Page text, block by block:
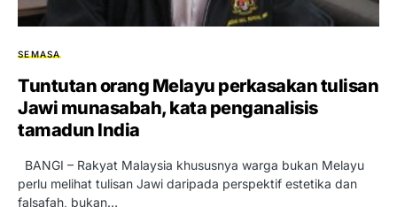
SEMASA
Tuntutan orang Melayu perkasakan tulisan
Jawi munasabah, kata penganalisis
tamadun India
BANGI – Rakyat Malaysia khususnya warga bukan Melayu
perlu melihat tulisan Jawi daripada perspektif estetika dan
falsafah, bukan…